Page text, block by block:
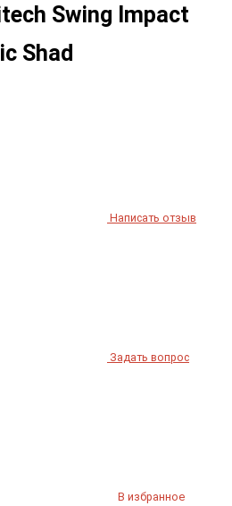
Swing Impact
Shad
Написать отзыв
Задать вопрос
В избранное